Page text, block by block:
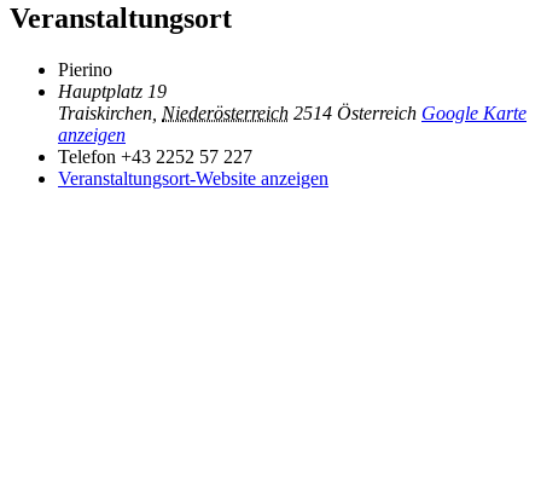
Veranstaltungsort
Pierino
Hauptplatz 19
Traiskirchen Niederösterreich 2514 Österreich Google Karte
anzeigen
Telefon +43 2252 57 227
Veranstaltungsort-Website anzeigen